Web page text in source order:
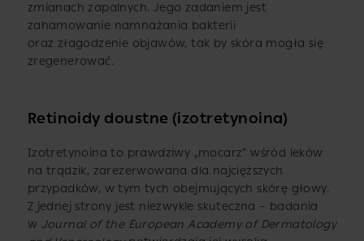
zmianach zapalnych. Jego zadaniem jest
zahamowanie namnażania bakterii
oraz złagodzenie objawów, tak by skóra mogła się
zregenerować.
Retinoidy doustne (izotretynoina)
Izotretynoina to prawdziwy „mocarz” wśród leków
na trądzik, zarezerwowana dla najcięższych
przypadków, w tym tych obejmujących skórę głowy.
Z jednej strony jest niezwykle skuteczna – badania
w Journal of the European Academy of Dermatology